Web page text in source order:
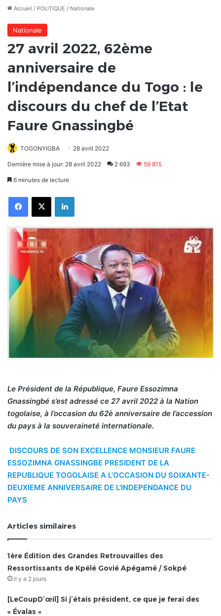
Accueil / POLITIQUE / Nationale
Nationale
27 avril 2022, 62ème
anniversaire de
l’indépendance du Togo : le
discours du chef de l’Etat
Faure Gnassingbé
TOGONYIGBA 28 avril 2022
Dernière mise à jour: 28 avril 2022 2 693 59 815
6 minutes de lecture
FacebookX Linkedin
Le Président de la République, Faure Essozimna
Gnassingbé s’est adressé ce 27 avril 2022 à la Nation
togolaise, à l’occasion du 62è anniversaire de l’accession
du pays à la souveraineté internationale.
DISCOURS DE SON EXCELLENCE MONSIEUR FAURE
ESSOZIMNA GNASSINGBE PRESIDENT DE LA
REPUBLIQUE TOGOLAISE A L’OCCASION DU SOIXANTE-
DEUXIEME ANNIVERSAIRE DE L’INDEPENDANCE DU
PAYS
Articles similaires
1ère Édition des Grandes Retrouvailles des
Ressortissants de Kpélé Govié Apégamé / Sokpé
il y a 2 jours
[LeCoupD’œil] Si j’étais président, ce que je ferai des
« Évalas »